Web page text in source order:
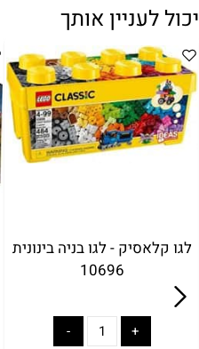
יכול לעניין אותך
לגו קלאסיק - לגו בניה בינונית
10696